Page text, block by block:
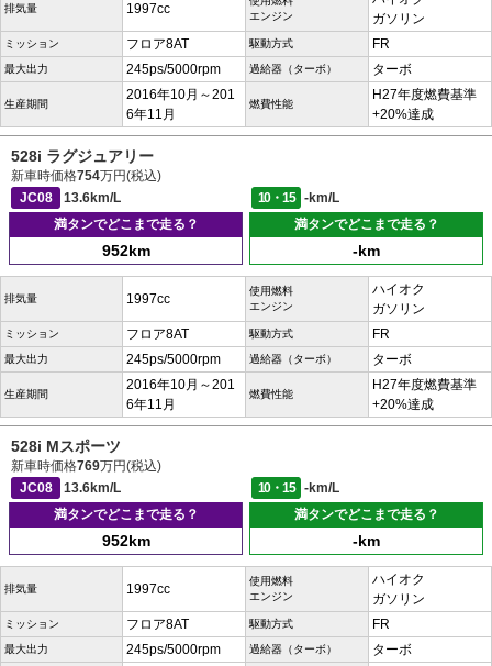
排気量 1997cc
エンジン
ガソリン
ミッション フロア8AT 駆動方式 FR
最大出力 245ps/5000rpm 過給器（ターボ） ターボ
生産期間
2016年10月～201
6年11月
燃費性能
H27年度燃費基準
+20%達成
528i ラグジュアリー
新車時価格754万円(税込)
JC08
13.6km/L 10・15
-km/L
満タンでどこまで走る？
952km
満タンでどこまで走る？
-km
排気量 1997cc
使用燃料
エンジン
ハイオク
ガソリン
ミッション フロア8AT 駆動方式 FR
最大出力 245ps/5000rpm 過給器（ターボ） ターボ
生産期間
2016年10月～201
6年11月
燃費性能
H27年度燃費基準
+20%達成
528i Mスポーツ
新車時価格769万円(税込)
JC08
13.6km/L 10・15
-km/L
満タンでどこまで走る？
952km
満タンでどこまで走る？
-km
排気量 1997cc
使用燃料
エンジン
ハイオク
ガソリン
ミッション フロア8AT 駆動方式 FR
最大出力 245ps/5000rpm 過給器（ターボ） ターボ